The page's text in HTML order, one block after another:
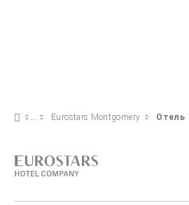
Eurostars Montgomery Отель